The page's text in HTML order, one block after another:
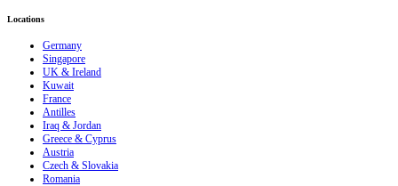
Locations
Germany
Singapore
UK & Ireland
Kuwait
France
Antilles
Iraq & Jordan
Greece & Cyprus
Austria
Czech & Slovakia
Romania